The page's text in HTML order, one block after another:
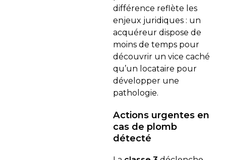
différence reflète les
enjeux juridiques : un
acquéreur dispose de
moins de temps pour
découvrir un vice caché
qu’un locataire pour
développer une
pathologie.
Actions urgentes en
cas de plomb
détecté